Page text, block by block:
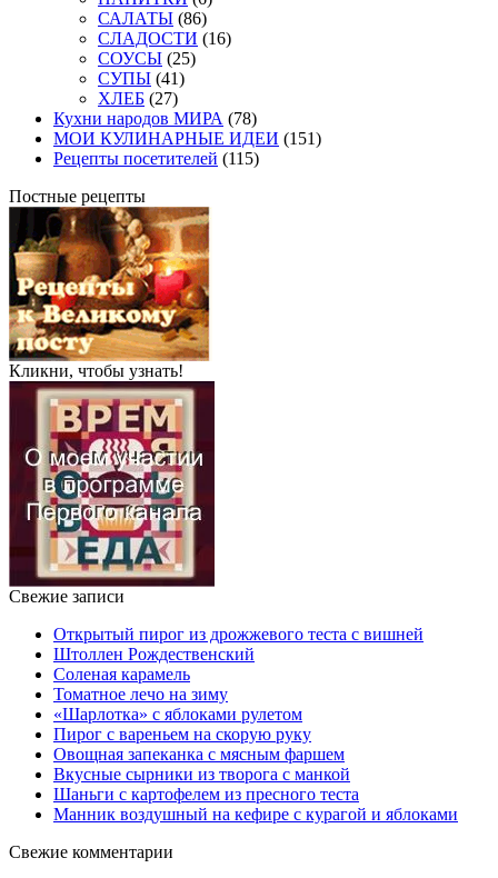
САЛАТЫ (86)
СЛАДОСТИ (16)
СОУСЫ (25)
СУПЫ (41)
ХЛЕБ (27)
Кухни народов МИРА (78)
МОИ КУЛИНАРНЫЕ ИДЕИ (151)
Рецепты посетителей (115)
Постные рецепты
Кликни, чтобы узнать!
Свежие записи
Открытый пирог из дрожжевого теста с вишней
Штоллен Рождественский
Соленая карамель
Томатное лечо на зиму
«Шарлотка» с яблоками рулетом
Пирог с вареньем на скорую руку
Овощная запеканка с мясным фаршем
Вкусные сырники из творога с манкой
Шаньги с картофелем из пресного теста
Манник воздушный на кефире с курагой и яблоками
Свежие комментарии